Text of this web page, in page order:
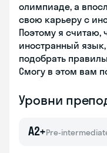
олимпиаде, а
свою карьеру с
Поэтому я считаю,
иностранный
подобрать
Смогу в этом вам
Уровни
A2+Pre-